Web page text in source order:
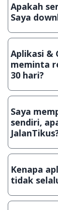
crack, patch
Apakah
Saya
Ya,
suatu aplikasi
terbebas dari
Aplikasi &
meminta
30 hari?
Meskipun
hanya bisa
ingin lanjut
aslinya.
Saya
sendiri,
Tentu saja
Lampiran File
Kenapa
tidak
Demi